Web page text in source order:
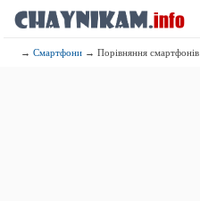
→Смартфони → Порівняння смартфонів